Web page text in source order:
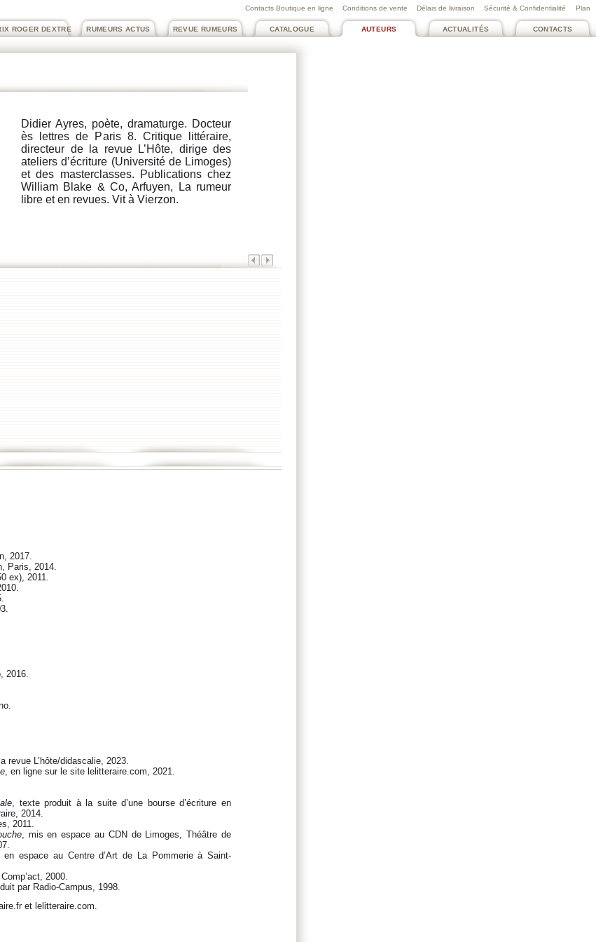
Plan
Contacts Boutique en ligne Conditions de vente Délais de livraison Sécurité & Confidentialité
CONTACTS
ACTUALITÉS
AUTEURS
CATALOGUE
REVUE RUMEURS
RUMEURS ACTUS
ROGER DEXTRE
Didier Ayres, poète, dramaturge. Docteur
ès lettres de Paris 8. Critique littéraire,
directeur de la revue L’Hôte, dirige des
ateliers d’écriture (Université de Limoges)
et des masterclasses. Publications chez
William Blake & Co, Arfuyen, La rumeur
libre et en revues. Vit à Vierzon.
2017.
Paris, 2014.
ex), 2011.
2016.
revue L’hôte/didascalie, 2023.
, en ligne sur le site lelitteraire.com, 2021.
, texte produit à la suite d’une bourse d’écriture en
2014.
2011.
, mis en espace au CDN de Limoges, Théâtre de
espace au Centre d’Art de La Pommerie à Saint-
2000.
par Radio-Campus, 1998.
et lelitteraire.com.